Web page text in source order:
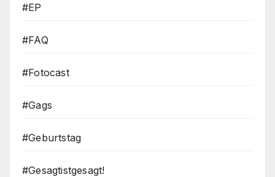
#EP
#FAQ
#Fotocast
#Gags
#Geburtstag
#Gesagtistgesagt!